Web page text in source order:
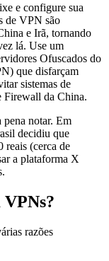
e configure sua
de VPN são
e Irã, tornando
lá. Use um
Ofuscados do
que disfarçam
sistemas de
Firewall da China.
pena notar. Em
decidiu que
reais (cerca de
a plataforma X
razões